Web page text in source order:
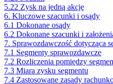
5.22 Zysk na jedną akcję
6. Kluczowe szacunki i osądy
6.1 Dokonane osądy
6.2 Dokonane szacunki i
7. Sprawozdawczość dotycząca
7.1 Segmenty sprawozdawcze
7.2 Rozliczenia pomiędzy
7.3 Miara zysku segmentu
7.4 Zastosowane zasady